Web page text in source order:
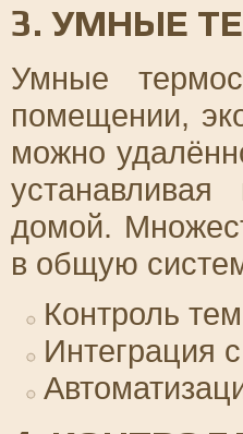
3. УМНЫЕ
Умные
помещении,
можно
домой.
в общую
Контроль
Интеграция